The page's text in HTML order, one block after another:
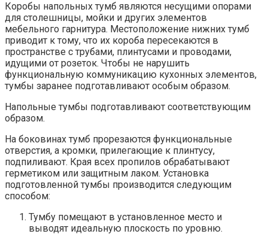
Коробы напольных тумб являются несущими опорами
для столешницы, мойки и других элементов
мебельного гарнитура. Местоположение нижних тумб
приводит к тому, что их короба пересекаются в
пространстве с трубами, плинтусами и проводами,
идущими от розеток. Чтобы не нарушить
функциональную коммуникацию кухонных элементов,
тумбы заранее подготавливают особым образом.
Напольные тумбы подготавливают соответствующим
образом.
На боковинах тумб прорезаются функциональные
отверстия, а кромки, прилегающие к плинтусу,
подпиливают. Края всех пропилов обрабатывают
герметиком или защитным лаком. Установка
подготовленной тумбы производится следующим
способом:
Тумбу помещают в установленное место и
выводят идеальную плоскость по уровню.